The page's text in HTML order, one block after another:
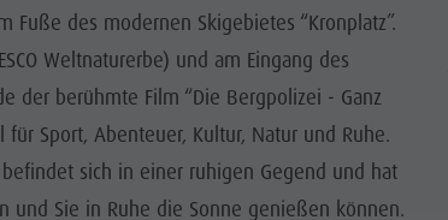
Fuße des modernen Skigebietes “Kronplatz”.
Weltnaturerbe) und am Eingang des
der berühmte Film “Die Bergpolizei - Ganz
Sport, Abenteuer, Kultur, Natur und Ruhe.
sich in einer ruhigen Gegend und hat
Sie in Ruhe die Sonne genießen können.